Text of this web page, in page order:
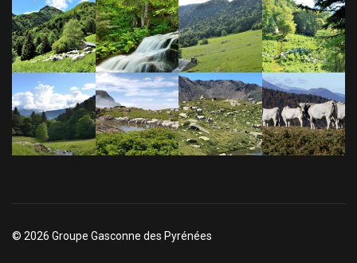
© 2026 Groupe Gasconne des Pyrénées